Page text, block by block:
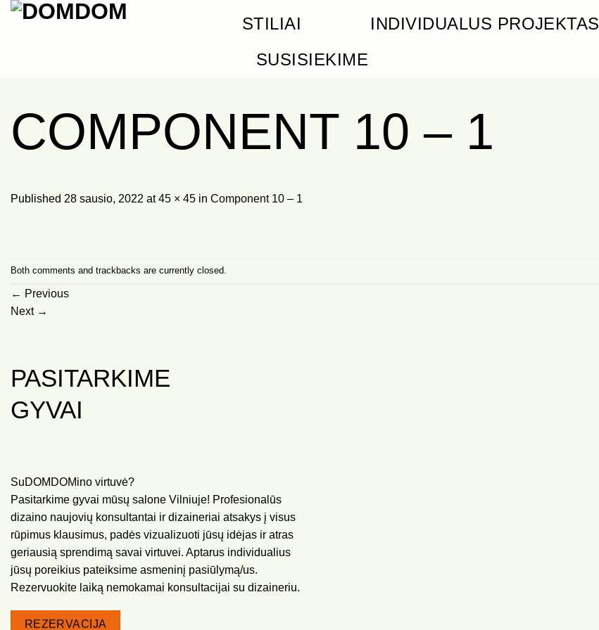
Skip
STILIAI INDIVIDUALUS PROJEKTAS
SUSISIEKIME
COMPONENT 10 – 1
Published 28 sausio, 2022 at45 × 45 in Component 10 – 1
Both comments and trackbacks are currently closed.
← Previous
Next →
PASITARKIME
GYVAI
SuDOMDOMino virtuvė?
Pasitarkime gyvai mūsų salone Vilniuje! Profesionalūs
dizaino naujovių konsultantai ir dizaineriai atsakys į visus
rūpimus klausimus, padės vizualizuoti jūsų idėjas ir atras
geriausią sprendimą savai virtuvei. Aptarus individualius
jūsų poreikius pateiksime asmeninį pasiūlymą/us.
Rezervuokite laiką nemokamai konsultacijai su dizaineriu.
REZERVACIJA